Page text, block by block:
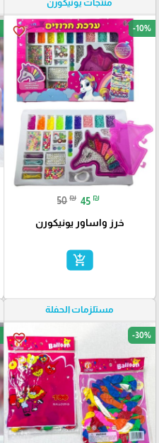
منتجات يونيكورن
favorite_border -10%
50 ₪ 45 ₪
خرز واساور يونيكورن
add_shopping_cart
مستلزمات الحفلة
favorite_border -30%